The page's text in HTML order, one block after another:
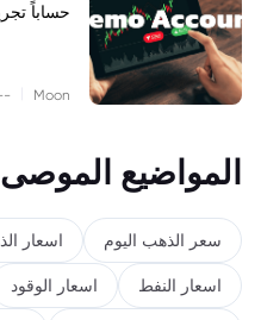
حساباً
Moon
المواضيع الموصى
سعر الذهب اليوم اسعار
اسعار النفط اسعار الوقود